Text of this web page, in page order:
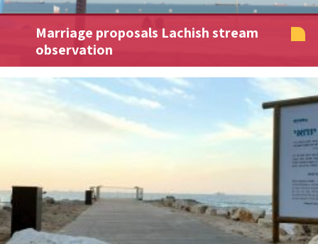
Marriage proposals Lachish stream
observation